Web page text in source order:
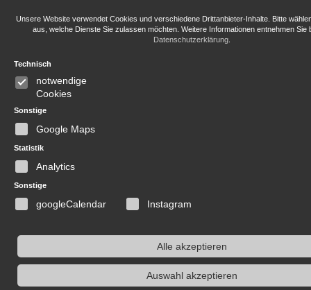
Unsere Website verwendet Cookies und verschiedene Drittanbieter-Inhalte. Bitte
aus, welche Dienste Sie zulassen möchten. Weitere Informationen entnehmen Sie
Datenschutzerklärung.
Technisch
notwendige
Cookies
Sonstige
Google Maps
Statistik
Analytics
Sonstige
googleCalendar Instagram
Alle akzeptieren
Auswahl akzeptieren